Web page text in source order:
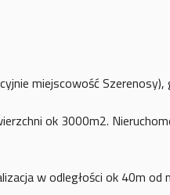
miejscowość Szerenosy),
ok 3000m2.
w odległości ok 40m od